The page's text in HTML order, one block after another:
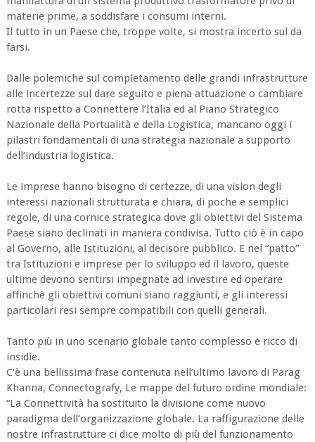
materie prime, a soddisfare i consumi interni.
Il tutto in un Paese che, troppe volte, si mostra incerto sul da
farsi.
Dalle polemiche sul completamento delle grandi infrastrutture
alle incertezze sul dare seguito e piena attuazione o cambiare
rotta rispetto a Connettere l’Italia ed al Piano Strategico
Nazionale della Portualità e della Logistica, mancano oggi i
pilastri fondamentali di una strategia nazionale a supporto
dell’industria logistica.
Le imprese hanno bisogno di certezze, di una vision degli
interessi nazionali strutturata e chiara, di poche e semplici
regole, di una cornice strategica dove gli obiettivi del Sistema
Paese siano declinati in maniera condivisa. Tutto ciò è in capo
al Governo, alle Istituzioni, al decisore pubblico. E nel “patto”
tra Istituzioni e imprese per lo sviluppo ed il lavoro, queste
ultime devono sentirsi impegnate ad investire ed operare
affinchè gli obiettivi comuni siano raggiunti, e gli interessi
particolari resi sempre compatibili con quelli generali.
Tanto più in uno scenario globale tanto complesso e ricco di
insidie.
C’è una bellissima frase contenuta nell’ultimo lavoro di Parag
Khanna, Connectografy, Le mappe del futuro ordine mondiale:
“La Connettività ha sostituito la divisione come nuovo
paradigma dell’organizzazione globale. La raffigurazione delle
nostre infrastrutture ci dice molto di più del funzionamento